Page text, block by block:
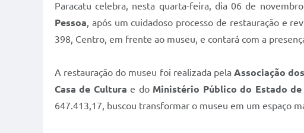
Paracatu celebra, nesta quarta-feira, dia 06 de
Pessoa, após um cuidadoso processo de restauração e
398, Centro, em frente ao museu, e contará com a
A restauração do museu foi realizada pela Associação
Casa de Cultura e do Ministério Público do Estado de
647.413,17, buscou transformar o museu em um espaço